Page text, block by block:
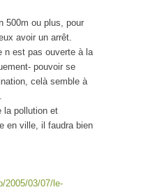
500m ou plus, pour
avoir un arrêt.
n est pas ouverte à la
pouvoir se
celà semble à
la pollution et
en ville, il faudra bien
2005/03/07/le-